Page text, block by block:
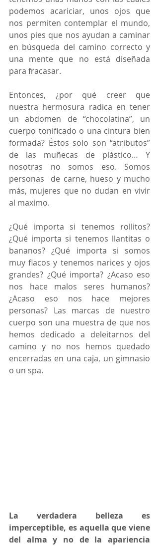
podemos acariciar, unos ojos que
nos permiten contemplar el mundo,
unos pies que nos ayudan a caminar
en búsqueda del camino correcto y
una mente que no está diseñada
para fracasar.
Entonces, ¿por qué creer que
nuestra hermosura radica en tener
un abdomen de “chocolatina”, un
cuerpo tonificado o una cintura bien
formada? Éstos solo son “atributos”
de las muñecas de plástico… Y
nosotras no somos eso. Somos
personas  de carne, hueso y mucho
más, mujeres que no dudan en vivir
al maximo.
¿Qué importa si tenemos rollitos?
¿Qué importa si tenemos llantitas o
bananos? ¿Qué importa si somos
muy flacos y tenemos narices y ojos
grandes? ¿Qué importa? ¿Acaso eso
nos hace malos seres humanos?
¿Acaso eso nos hace mejores
personas? Las marcas de nuestro
cuerpo son una muestra de que nos
hemos dedicado a deleitarnos del
camino y no nos hemos quedado
encerradas en una caja, un gimnasio
o un spa.
La verdadera belleza es
imperceptible, es aquella que viene
del alma y no de la apariencia